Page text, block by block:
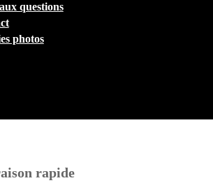
questions
photos
rapide